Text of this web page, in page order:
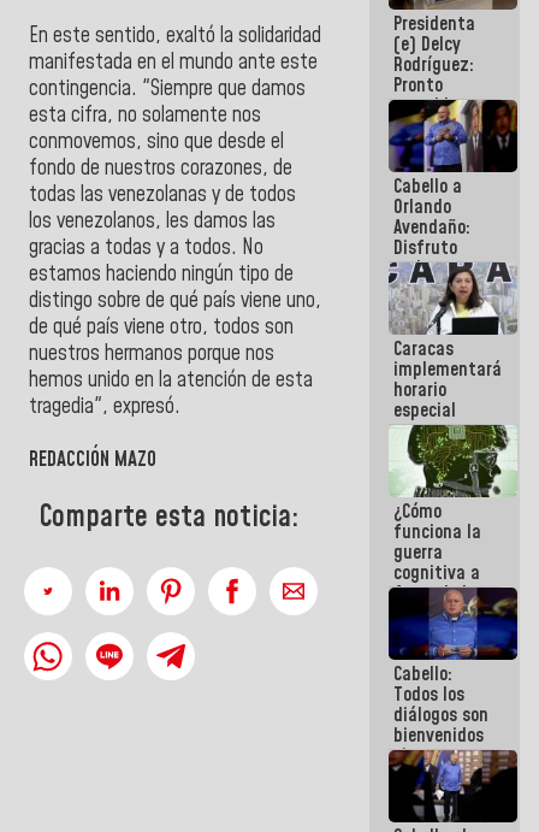
En este sentido, exaltó la solidaridad
manifestada en el mundo ante este
contingencia. "Siempre que damos
esta cifra, no solamente nos
conmovemos, sino que desde el
fondo de nuestros corazones, de
todas las venezolanas y de todos
los venezolanos, les damos las
gracias a todas y a todos. No
estamos haciendo ningún tipo de
distingo sobre de qué país viene uno,
de qué país viene otro, todos son
nuestros hermanos porque nos
hemos unido en la atención de esta
tragedia", expresó.
REDACCIÓN MAZO
Comparte esta noticia:
Presidenta
(e) Delcy
Rodríguez:
Pronto
restableceremos
las
operaciones
en el
Aeropuerto
Internacional
de
Maiquetía
Cabello a
Orlando
Avendaño:
Disfruto
cada vez
que escribes
porque lo
que haces
es
embarrarla
Caracas
implementará
horario
especial
para
adaptarse
al plan de
ahorro
energético
¿Cómo
funciona la
guerra
cognitiva a
favor de la
narrativa
hegemónica?
(1)
Cabello:
Todos los
diálogos son
bienvenidos
siempre que
estén en el
marco de la
Constitución